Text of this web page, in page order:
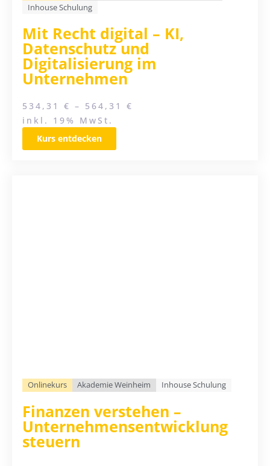
Inhouse Schulung
Mit Recht digital – KI,
Datenschutz und
Digitalisierung im
Unternehmen
534,31 € – 564,31 €
inkl. 19% MwSt.
Kurs entdecken
Onlinekurs Akademie Weinheim Inhouse Schulung
Finanzen verstehen –
Unternehmensentwicklung
steuern